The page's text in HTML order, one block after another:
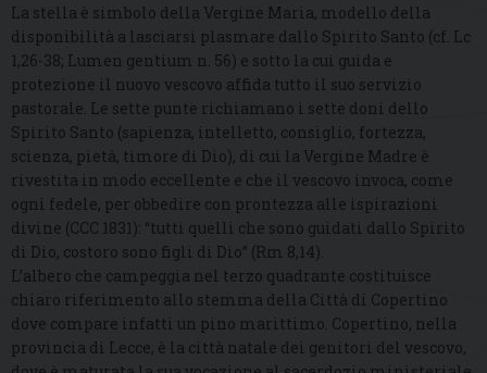
La stella è simbolo della Vergine Maria, modello della
disponibilità a lasciarsi plasmare dallo Spirito Santo (cf. Lc
1,26-38; Lumen gentium n. 56) e sotto la cui guida e
protezione il nuovo vescovo affida tutto il suo servizio
pastorale. Le sette punte richiamano i sette doni dello
Spirito Santo (sapienza, intelletto, consiglio, fortezza,
scienza, pietà, timore di Dio), di cui la Vergine Madre è
rivestita in modo eccellente e che il vescovo invoca, come
ogni fedele, per obbedire con prontezza alle ispirazioni
divine (CCC 1831): “tutti quelli che sono guidati dallo Spirito
di Dio, costoro sono figli di Dio” (Rm 8,14).
L’albero che campeggia nel terzo quadrante costituisce
chiaro riferimento allo stemma della Città di Copertino
dove compare infatti un pino marittimo. Copertino, nella
provincia di Lecce, è la città natale dei genitori del vescovo,